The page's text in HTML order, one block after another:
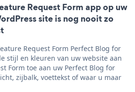
Request Form app op uw
site is nog nooit zo
Request Form Perfect Blog for
stijl en kleuren van uw website aan
Form toe aan uw Perfect Blog for
zijbalk, voettekst of waar u maar